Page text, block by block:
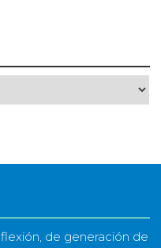
de generación de